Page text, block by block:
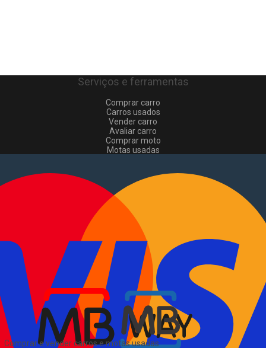
Comprar e vender carros e motas usadas
Serviços e ferramentas
Comprar carro
Carros usados
Vender carro
Avaliar carro
Comprar moto
Motas usadas
Comerciais usados
Vender comerciais
Informações
Como comprar e vender
Pacotes de anúncios
Verificar VIN e matrícula
Sitemap
EN
Sobre Nós